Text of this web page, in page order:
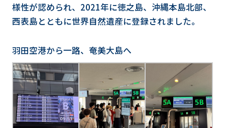
様性が認められ、2021年に徳之島、沖縄本島北部、
西表島とともに世界自然遺産に登録されました。
羽田空港から一路、奄美大島へ